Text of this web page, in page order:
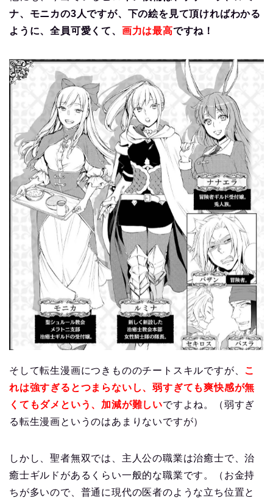
ナ、モニカの3人ですが、下の絵を見て頂ければわかる
ように、全員可愛くて、 画力は最高ですね！
そして転生漫画につきもののチートスキルですが、 こ
れは強すぎるとつまらないし、弱すぎても爽快感が無
くてもダメという、加減が難しいですよね。（弱すぎ
る転生漫画というのはあまりないですが）
しかし、聖者無双では、主人公の職業は治癒士で、治
癒士ギルドがあるくらい一般的な職業です。（お金持
ちが多いので、普通に現代の医者のような立ち位置と